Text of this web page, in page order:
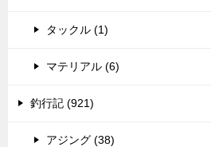
タックル (1)
マテリアル (6)
釣行記 (921)
アジング (38)